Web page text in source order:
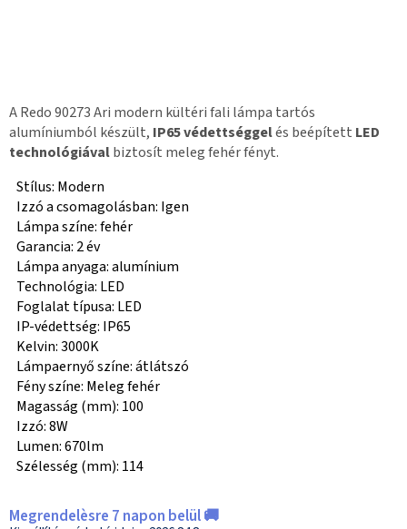
A Redo 90273 Ari modern kültéri fali lámpa tartós
alumíniumból készült, IP65 védettséggelés beépített LED
technológiávalbiztosít meleg fehér fényt.
Stílus: Modern
Izzó a csomagolásban: Igen
Lámpa színe: fehér
Garancia: 2 év
Lámpa anyaga: alumínium
Technológia: LED
Foglalat típusa: LED
IP-védettség: IP65
Kelvin: 3000K
Lámpaernyő színe: átlátszó
Fény színe: Meleg fehér
Magasság (mm): 100
Izzó: 8W
Lumen: 670lm
Szélesség (mm): 114
Megrendelèsre 7 napon belül 🚚